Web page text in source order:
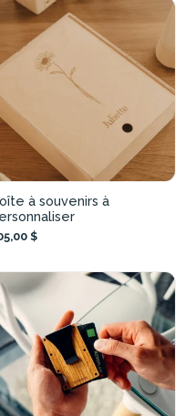
à souvenirs à
$